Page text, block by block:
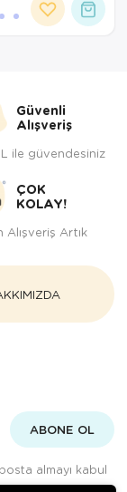
Güvenli
Alışveriş
ile güvendesiniz
ÇOK
KOLAY!
Alışveriş Artık
ABONE OL
almayı kabul